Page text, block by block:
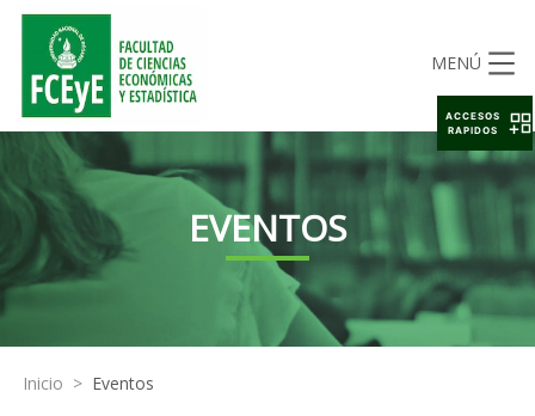
MENÚ
EVENTOS
Inicio > Eventos
ACCESOS
RAPIDOS